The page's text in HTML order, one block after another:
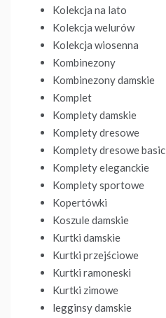
Kolekcja na lato
Kolekcja welurów
Kolekcja wiosenna
Kombinezony
Kombinezony damskie
Komplet
Komplety damskie
Komplety dresowe
Komplety dresowe basic
Komplety eleganckie
Komplety sportowe
Kopertówki
Koszule damskie
Kurtki damskie
Kurtki przejściowe
Kurtki ramoneski
Kurtki zimowe
legginsy damskie